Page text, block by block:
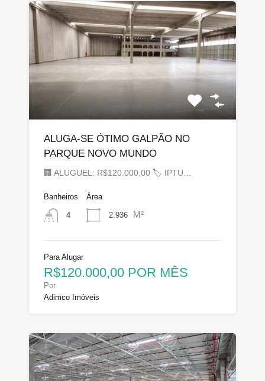
ALUGA-SE ÓTIMO GALPÃO NO
PARQUE NOVO MUNDO
🏢 ALUGUEL: R$120.000,00 🏷 IPTU…
Banheiros
4
Área
2.936 M²
Para Alugar
R$120.000,00 POR MÊS
Por
Adimco Imóveis